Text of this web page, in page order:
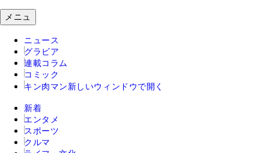
メニュ
ニュース
グラビア
連載コラム
コミック
キン肉マン 新しいウィンドウで開く
新着
エンタメ
スポーツ
クルマ